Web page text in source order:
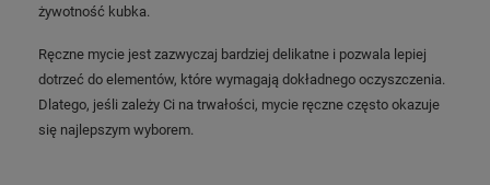
żywotność kubka.
Ręczne mycie jest zazwyczaj bardziej delikatne i pozwala lepiej
dotrzeć do elementów, które wymagają dokładnego oczyszczenia.
Dlatego, jeśli zależy Ci na trwałości, mycie ręczne często okazuje
się najlepszym wyborem.